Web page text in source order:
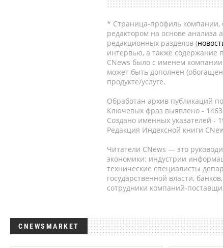
* Страница-профиль компании,
редактором на основе анализа
редакционных разделов (
интервью, а также содержание
CNews было с именем
может быть дополнен
продукте/услуге.
Обработан архив публикаций
Ключевых фраз выявлено -
Создано именных указателей -
Редакция Индексной книги
Читатели CNews — это
экономики: индустрии
технические специалисты
государственной власти,
сотрудники компаний-
CNEWSMARKET